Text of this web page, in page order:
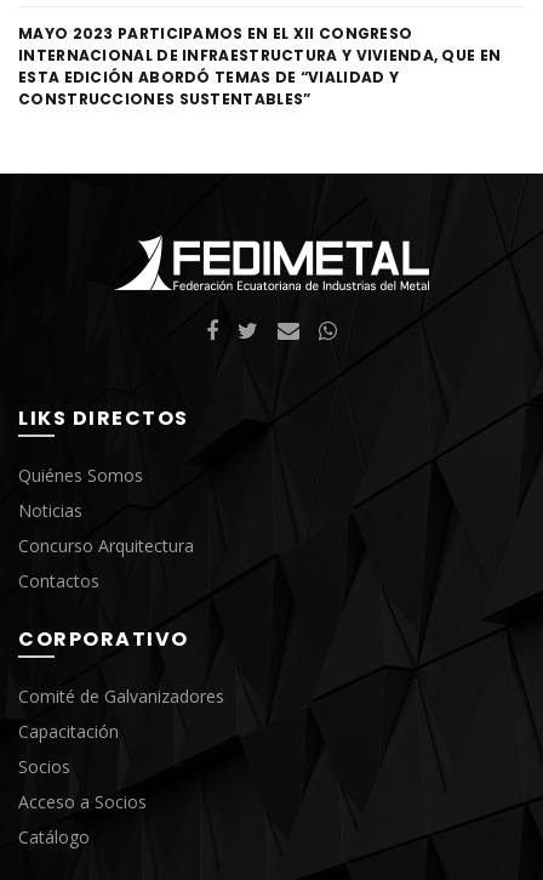
MAYO 2023 PARTICIPAMOS EN EL XII CONGRESO
INTERNACIONAL DE INFRAESTRUCTURA Y VIVIENDA, QUE EN
ESTA EDICIÓN ABORDÓ TEMAS DE “VIALIDAD Y
CONSTRUCCIONES SUSTENTABLES”
LIKS DIRECTOS
Quiénes Somos
Noticias
Concurso Arquitectura
Contactos
CORPORATIVO
Comité de Galvanizadores
Capacitación
Socios
Acceso a Socios
Catálogo